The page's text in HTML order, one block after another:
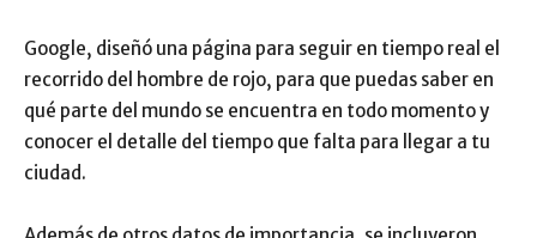
Google, diseñó una página para seguir en tiempo real el
recorrido del hombre de rojo, para que puedas saber en
qué parte del mundo se encuentra en todo momento y
conocer el detalle del tiempo que falta para llegar a tu
ciudad.